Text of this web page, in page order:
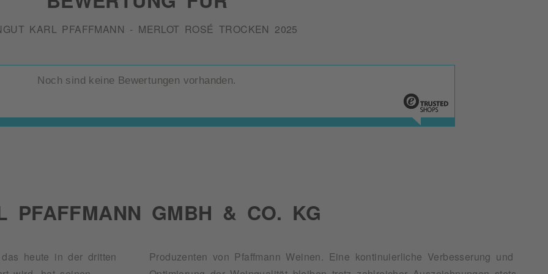
KARL PFAFFMANN - MERLOT ROSÉ TROCKEN 2025
Noch sind keine Bewertungen vorhanden.
PFAFFMANN GMBH & CO. KG
das heute in der dritten
von Pfaffmann Weinen. Eine kontinuierliche Verbesserung und